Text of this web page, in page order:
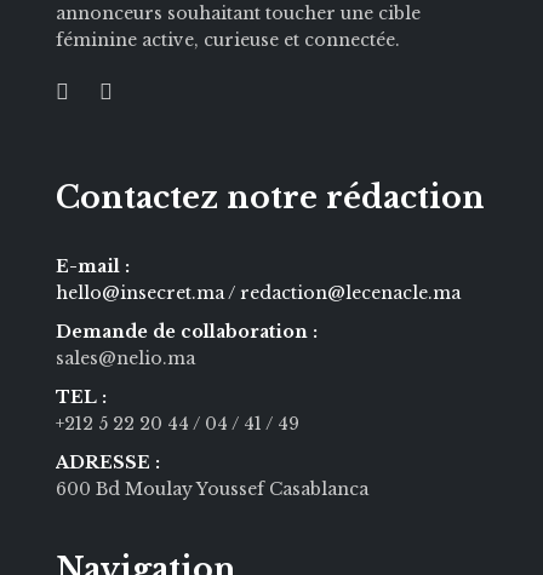
annonceurs souhaitant toucher une cible
féminine active, curieuse et connectée.
Contactez notre rédaction
E-mail :
hello@insecret.ma / redaction@lecenacle.ma
Demande de collaboration :
sales@nelio.ma
TEL :
+212 5 22 20 44 / 04 / 41 / 49
ADRESSE :
600 Bd Moulay Youssef Casablanca